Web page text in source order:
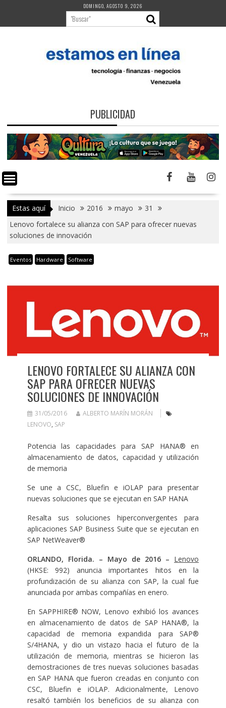
contenido
DOMINGO, AGOSTO 9, 2026
PUBLICIDAD
Estas aquí Inicio 2016 mayo
31
Lenovo fortalece su alianza con SAP para ofrecer nuevas
soluciones de innovación
Eventos Hardware Software
LENOVO FORTALECE SU ALIANZA CON
SAP PARA OFRECER NUEVAS
SOLUCIONES DE INNOVACIÓN
31/05/2016
ALBERTO MARÍN MORÁN
LENOVO, SAP
Potencia las capacidades para SAP HANA® en
almacenamiento de datos, capacidad y utilización
de memoria
Se une a CSC, Bluefin e iOLAP para presentar
nuevas soluciones que se ejecutan en SAP HANA
Resalta sus soluciones hiperconvergentes para
aplicaciones SAP Business Suite que se ejecutan en
SAP NetWeaver®
ORLANDO, Florida. – Mayo de 2016 – Lenovo
(HKSE: 992) anuncia importantes hitos en la
profundización de su alianza con SAP, la cual fue
anunciada por ambas compañías en enero.
En SAPPHIRE® NOW, Lenovo exhibió los avances
en almacenamiento de datos de SAP HANA®, la
capacidad de memoria expandida para SAP®
S/4HANA, y dio un vistazo hacia el futuro de la
utilización de memoria, mientras se hicieron las
demostraciones de tres nuevas soluciones basadas
en SAP HANA que fueron creadas en conjunto con
CSC, Bluefin e iOLAP. Adicionalmente, Lenovo
resaltó también los beneficios de su alianza con